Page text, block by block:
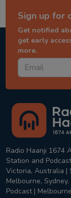
Sign up for
Get notified
get early
more.
Radio Haanji 1674
Station and
Victoria, Australia |
Melbourne,
Podcast |